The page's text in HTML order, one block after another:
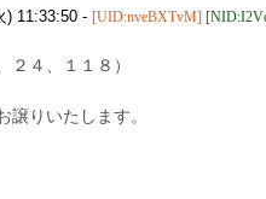
) 11:33:50 - [UID:nveBXTvM]
２４、１１８）
譲りいたします。